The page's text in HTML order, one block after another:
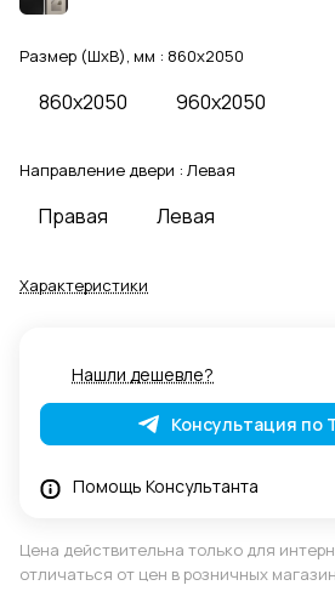
Размер (ШхВ), мм : 860x2050
860x2050 960x2050
Направление двери : Левая
Правая Левая
Характеристики
Нашли дешевле?
Консультация по
Помощь Консультанта
Цена действительна только для
отличаться от цен в розничных